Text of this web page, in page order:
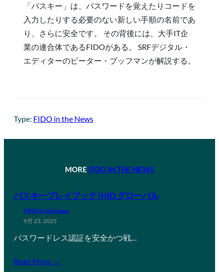
「パスキー」は、パスワードを覚えたりコードを
入力したりする必要のない新しい手順の名前であ
り、さらに安全です。 その背後には、大手IT企
業の連合体であるFIDOがある。 SRFデジタル・
エディターのピーター・ブッフマンが解説する。
Type: FIDO in the News
MORE FIDO IN THE NEWS
パスキープレイブック |HID グローバル
FIDO in the News
9月 23, 2025
パスワードレス認証を安全かつ戦…
Read More →